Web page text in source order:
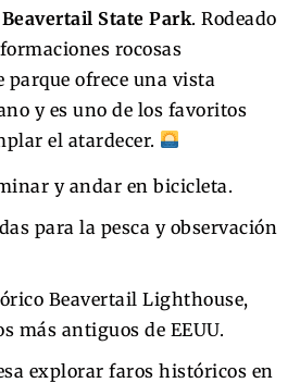
Beavertail State Park. Rodeado
rocosas
parque ofrece una vista
y es uno de los favoritos
el atardecer.
y andar en bicicleta.
para la pesca y observación
Beavertail Lighthouse,
más antiguos de EEUU.
explorar faros históricos en